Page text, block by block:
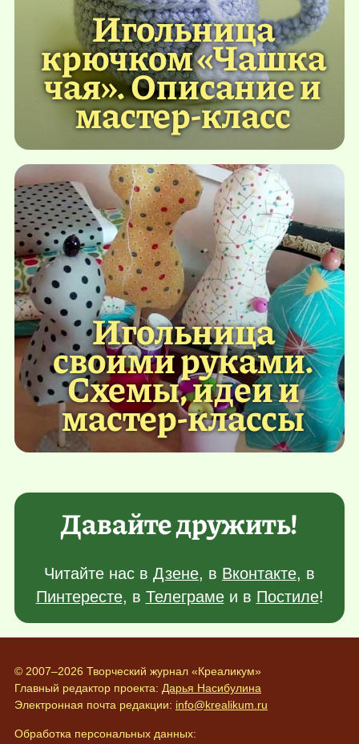
Игольница
крючком «Чашка
чая». Описание и
мастер-класс
Игольница
своими руками.
Схемы, идеи и
мастер-классы
Давайте дружить!
Читайте нас в Дзене, в Вконтакте, в
Пинтересте, в Телеграмеи в Постиле!
© 2007–2026 Творческий журнал «Креаликум»
Главный редактор проекта: Дарья Насибулина
Электронная почта редакции: info@krealikum.ru
Обработка персональных данных: